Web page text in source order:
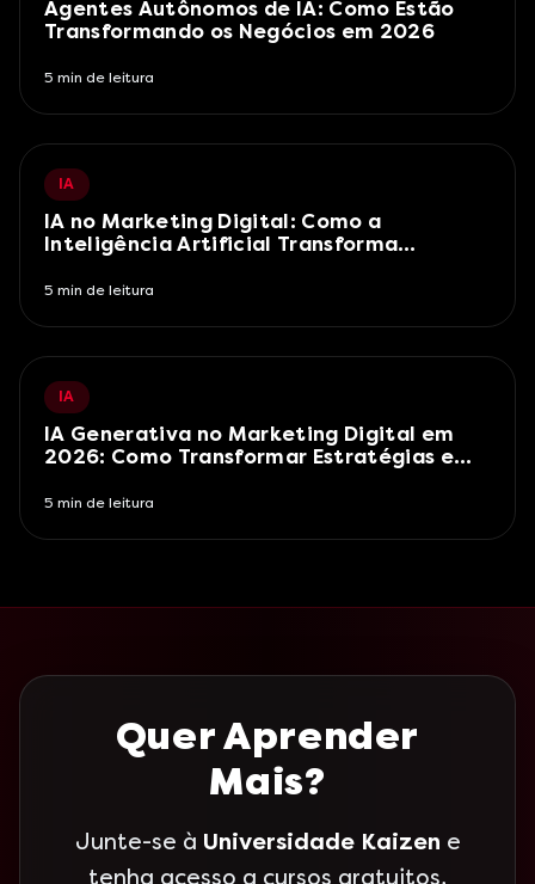
Agentes Autônomos de IA: Como Estão
Transformando os Negócios em 2026
5 min de leitura
IA
IA no Marketing Digital: Como a
Inteligência Artificial Transforma
5 min de leitura
IA
IA Generativa no Marketing Digital em
2026: Como Transformar Estratégias e
5 min de leitura
Quer Aprender
Mais?
Junte-se à Universidade Kaizen e
tenha acesso a cursos gratuitos,